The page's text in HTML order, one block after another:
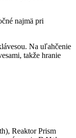
najmä pri
Na uľahčenie
takže hranie
Reaktor Prism